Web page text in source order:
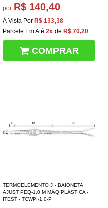
por R$ 140,40
À Vista Por R$ 133,38
Parcele Em Até 2x de R$ 70,20
COMPRAR
TERMOELEMENTO J - BAIONETA
AJUST PEQ-1,0 M MÁQ PLÁSTICA -
ITEST - TCWPI-1,0-P